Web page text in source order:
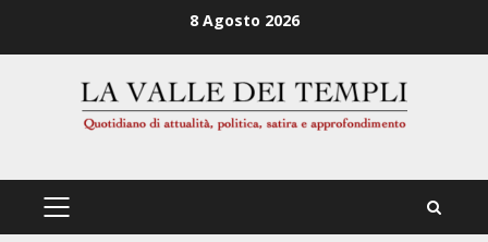
8 Agosto 2026
PRIMÄRES